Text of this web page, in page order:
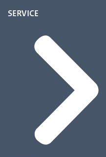
SERVICE